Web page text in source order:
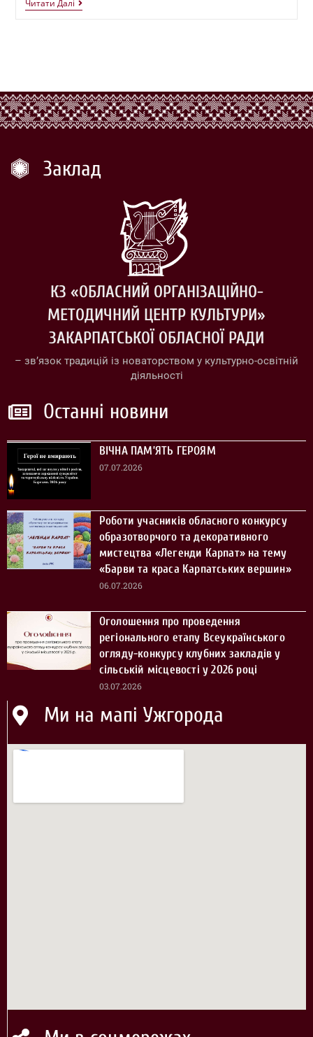
Читати Далі
Заклад
КЗ «ОБЛАСНИЙ ОРГАНІЗАЦІЙНО-
МЕТОДИЧНИЙ ЦЕНТР КУЛЬТУРИ»
ЗАКАРПАТСЬКОЇ ОБЛАСНОЇ РАДИ
– зв’язок традицій із новаторством у культурно-освітній
діяльності
Останні новини
ВІЧНА ПАМ’ЯТЬ ГЕРОЯМ
07.07.2026
Роботи учасників обласного конкурсу
образотворчого та декоративного
мистецтва «Легенди Карпат» на тему
«Барви та краса Карпатських вершин»
06.07.2026
Оголошення про проведення
регіонального етапу Всеукраїнського
огляду-конкурсу клубних закладів у
сільській місцевості у 2026 році
03.07.2026
Ми на мапі Ужгорода